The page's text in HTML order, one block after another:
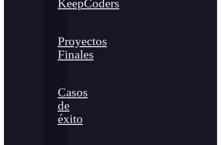
KeepCoders
Proyectos
Finales
Casos
de
éxito